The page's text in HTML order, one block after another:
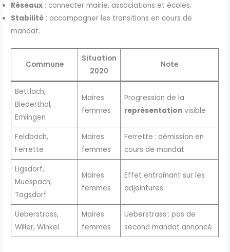
Réseaux : connecter mairie, associations et écoles.
Stabilité : accompagner les transitions en cours de
mandat.
Commune
Situation
2020
Note
Bettlach,
Biederthal,
Emlingen
Maires
femmes
Progression de la
représentationvisible
Feldbach,
Ferrette
Maires
femmes
Ferrette : démission en
cours de mandat
Ligsdorf,
Muespach,
Tagsdorf
Maires
femmes
Effet entraînant sur les
adjointures
Ueberstrass,
Willer, Winkel
Maires
femmes
Ueberstrass : pas de
second mandat annoncé